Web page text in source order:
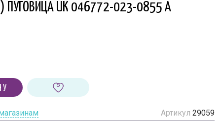
ПУГОВИЦА UK 046772-023-0855 A
Артикул 29059